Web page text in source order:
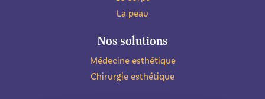
La peau
Nos solutions
Médecine esthétique
Chirurgie esthétique